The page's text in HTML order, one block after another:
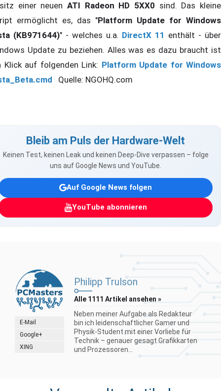
einer neuen ATI Radeon HD 5XX0 sind. Das kleine
ermöglicht es, das "Platform Update for Windows
(KB971644)" - welches u.a. DirectX 11 enthält - über
Update zu beziehen. Alles was es dazu braucht ist
Klick auf folgenden Link: Platform Update for Windows
Quelle: NGOHQ.com
Bleib am Puls der Hardware-Welt
Keinen Test, keinen Leak und keinen Deep-Dive verpassen – folge
uns auf Google News und YouTube.
Auf Google News folgen
YouTube abonnieren
E-Mail
Google+
XING
Philipp Trulson
Alle 1111 Artikel ansehen »
Neben meiner Aufgabe als Redakteur
bin ich leidenschaftlicher Gamer und
Physik-Student mit einer Vorliebe für
Technik – genauer gesagt Grafikkarten
und Prozessoren...